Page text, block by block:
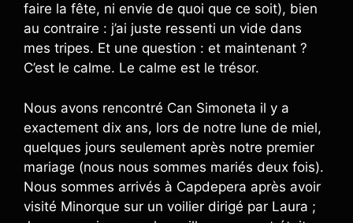
faire la fête, ni envie de quoi que ce soit), bien
au contraire : j’ai juste ressenti un vide dans
mes tripes. Et une question : et maintenant ?
C’est le calme. Le calme est le trésor.
Nous avons rencontré Can Simoneta il y a
exactement dix ans, lors de notre lune de miel,
quelques jours seulement après notre premier
mariage (nous nous sommes mariés deux fois).
Nous sommes arrivés à Capdepera après avoir
visité Minorque sur un voilier dirigé par Laura ;